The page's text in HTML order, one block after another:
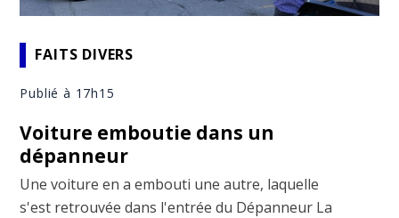
FAITS DIVERS
Publié à 17h15
Voiture emboutie dans un
dépanneur
Une voiture en a embouti une autre, laquelle
s'est retrouvée dans l'entrée du Dépanneur La